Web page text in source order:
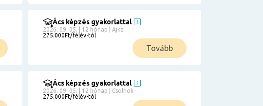
Ács képzés gyakorlattal
2026. 09. 05. | 12 hónap | Ajka
275.000Ft/félév-tól
Tovább
Ács képzés gyakorlattal
2026. 09. 05. | 12 hónap | Csolnok
275.000Ft/félév-tól